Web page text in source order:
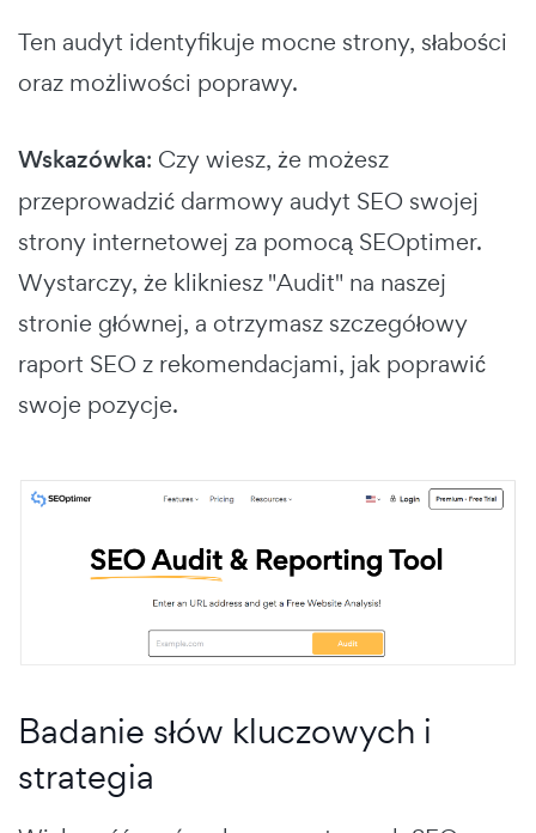
Ten audyt identyfikuje mocne strony, słabości
oraz możliwości poprawy.
Wskazówka: Czy wiesz, że możesz
przeprowadzić darmowy audyt SEO swojej
strony internetowej za pomocą SEOptimer.
Wystarczy, że klikniesz "Audit" na naszej
stronie głównej, a otrzymasz szczegółowy
raport SEO z rekomendacjami, jak poprawić
swoje pozycje.
Badanie słów kluczowych i
strategia